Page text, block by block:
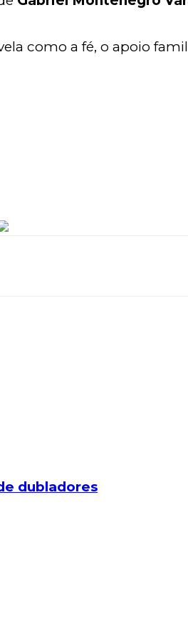
como a fé, o apoio
dubladores